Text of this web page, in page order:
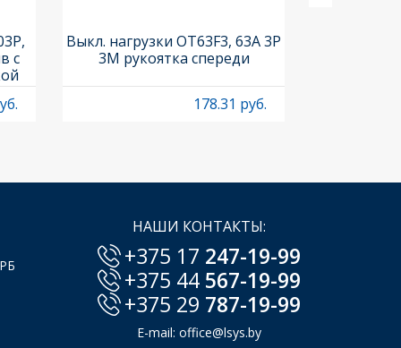
с
Выкл. нагрузки OT63F3, 63A 3P
3M рукоятка спереди
178.31 руб.
НАШИ КОНТАКТЫ:
+375 17 247-19-99
+375 44 567-19-99
+375 29 787-19-99
E-mail: office@lsys.by